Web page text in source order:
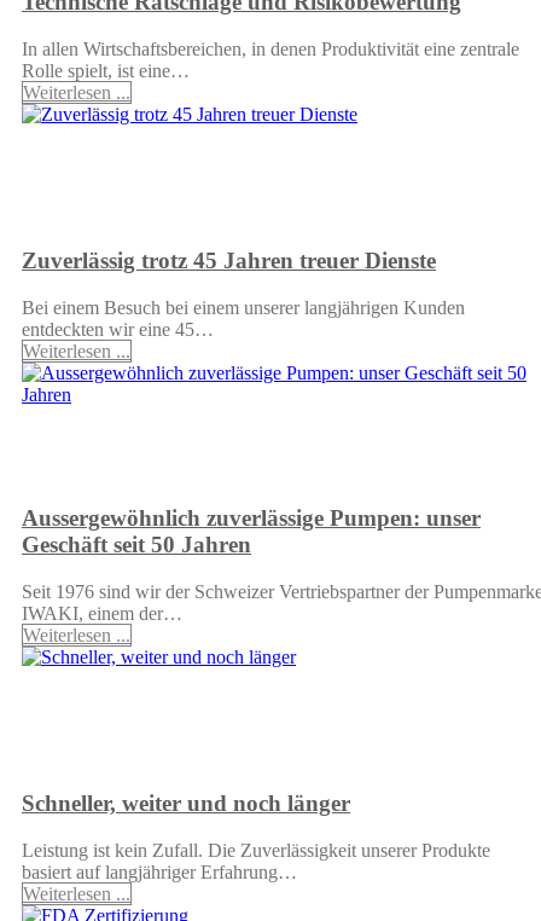
In allen Wirtschaftsbereichen, in denen Produktivität eine zentrale
Rolle spielt, ist eine…
Weiterlesen ...
Zuverlässig trotz 45 Jahren treuer Dienste
Bei einem Besuch bei einem unserer langjährigen Kunden
entdeckten wir eine 45…
Weiterlesen ...
Aussergewöhnlich zuverlässige Pumpen: unser
Geschäft seit 50 Jahren
Seit 1976 sind wir der Schweizer Vertriebspartner der
IWAKI, einem der…
Weiterlesen ...
Schneller, weiter und noch länger
Leistung ist kein Zufall. Die Zuverlässigkeit unserer Produkte
basiert auf langjähriger Erfahrung…
Weiterlesen ...